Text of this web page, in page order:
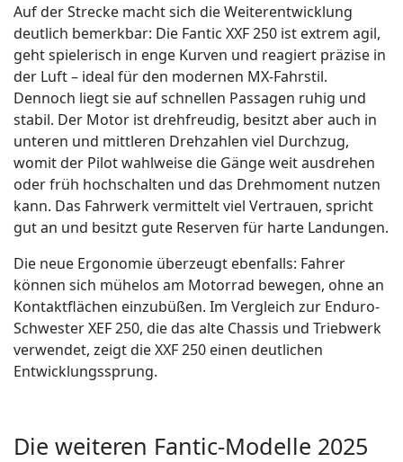
Auf der Strecke macht sich die Weiterentwicklung
deutlich bemerkbar: Die Fantic XXF 250 ist extrem agil,
geht spielerisch in enge Kurven und reagiert präzise in
der Luft – ideal für den modernen MX-Fahrstil.
Dennoch liegt sie auf schnellen Passagen ruhig und
stabil. Der Motor ist drehfreudig, besitzt aber auch in
unteren und mittleren Drehzahlen viel Durchzug,
womit der Pilot wahlweise die Gänge weit ausdrehen
oder früh hochschalten und das Drehmoment nutzen
kann. Das Fahrwerk vermittelt viel Vertrauen, spricht
gut an und besitzt gute Reserven für harte Landungen.
Die neue Ergonomie überzeugt ebenfalls: Fahrer
können sich mühelos am Motorrad bewegen, ohne an
Kontaktflächen einzubüßen. Im Vergleich zur Enduro-
Schwester XEF 250, die das alte Chassis und Triebwerk
verwendet, zeigt die XXF 250 einen deutlichen
Entwicklungssprung.
Die weiteren Fantic-Modelle 2025